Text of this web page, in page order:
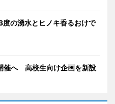
の湧水とヒノキ香るおけで
催へ 高校生向け企画を新設